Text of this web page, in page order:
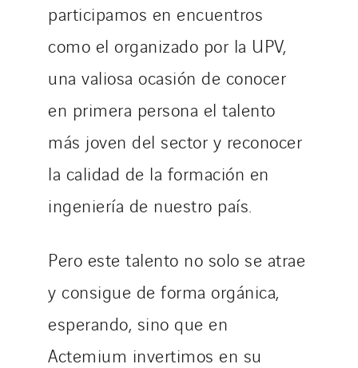
participamos en encuentros
como el organizado por la UPV,
una valiosa ocasión de conocer
en primera persona el talento
más joven del sector y reconocer
la calidad de la formación en
ingeniería de nuestro país.
Pero este talento no solo se atrae
y consigue de forma orgánica,
esperando, sino que en
Actemium invertimos en su